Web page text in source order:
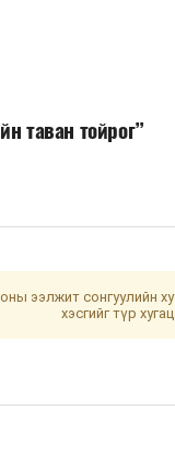
таван тойрог”
ээлжит сонгуулийн
хэсгийг түр